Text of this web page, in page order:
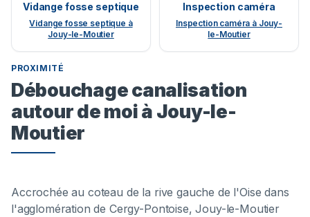
Vidange fosse septique
Vidange fosse septique à
Jouy-le-Moutier
Inspection caméra
Inspection caméra à Jouy-
le-Moutier
PROXIMITÉ
Débouchage canalisation
autour de moi à Jouy-le-
Moutier
Accrochée au coteau de la rive gauche de l'Oise dans
l'agglomération de Cergy-Pontoise, Jouy-le-Moutier